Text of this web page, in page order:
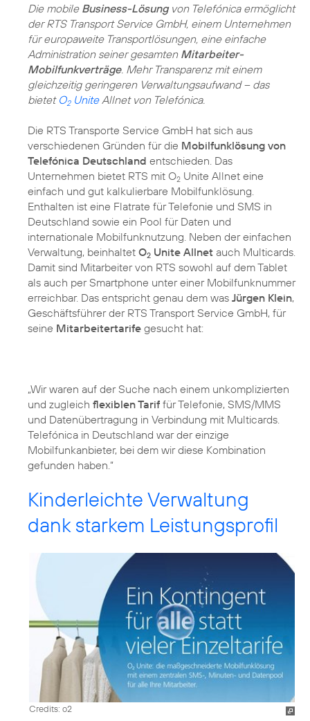
Die mobile Business-Lösungvon Telefónica ermöglicht
der RTS Transport Service GmbH, einem Unternehmen
für europaweite Transportlösungen, eine einfache
Administration seiner gesamten Mitarbeiter-
Mobilfunkverträge. Mehr Transparenz mit einem
gleichzeitig geringeren Verwaltungsaufwand – das
bietet O2UniteAllnet von Telefónica.
Die RTS Transporte Service GmbH hat sich aus
verschiedenen Gründen für die Mobilfunklösung von
Telefónica Deutschland entschieden. Das
Unternehmen bietet RTS mit O2 Unite Allnet eine
einfach und gut kalkulierbare Mobilfunklösung.
Enthalten ist eine Flatrate für Telefonie und SMS in
Deutschland sowie ein Pool für Daten und
internationale Mobilfunknutzung. Neben der einfachen
Verwaltung, beinhaltet O2 Unite Allnet auch Multicards.
Damit sind Mitarbeiter von RTS sowohl auf dem Tablet
als auch per Smartphone unter einer Mobilfunknummer
erreichbar. Das entspricht genau dem was Jürgen Klein,
Geschäftsführer der RTS Transport Service GmbH, für
seine Mitarbeitertarife gesucht hat:
„Wir waren auf der Suche nach einem unkomplizierten
und zugleich flexiblen Tarif für Telefonie, SMS/MMS
und Datenübertragung in Verbindung mit Multicards.
Telefónica in Deutschland war der einzige
Mobilfunkanbieter, bei dem wir diese Kombination
gefunden haben.“
Kinderleichte Verwaltung
dank starkem Leistungsprofil
Credits: o2